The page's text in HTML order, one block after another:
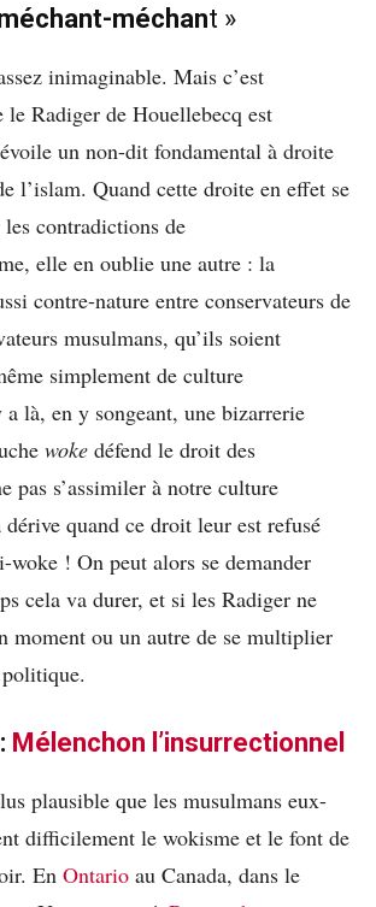
méchant »
inimaginable. Mais c’est
le Radiger de Houellebecq est
un non-dit fondamental à droite
l’islam. Quand cette droite en effet se
contradictions de
elle en oublie une autre : la
contre-nature entre conservateurs de
musulmans, qu’ils soient
simplement de culture
là, en y songeant, une bizarrerie
woke défend le droit des
pas s’assimiler à notre culture
dérive quand ce droit leur est refusé
woke ! On peut alors se demander
cela va durer, et si les Radiger ne
moment ou un autre de se multiplier
Mélenchon l’insurrectionnel
plausible que les musulmans eux-
difficilement le wokisme et le font de
En Ontario au Canada, dans le